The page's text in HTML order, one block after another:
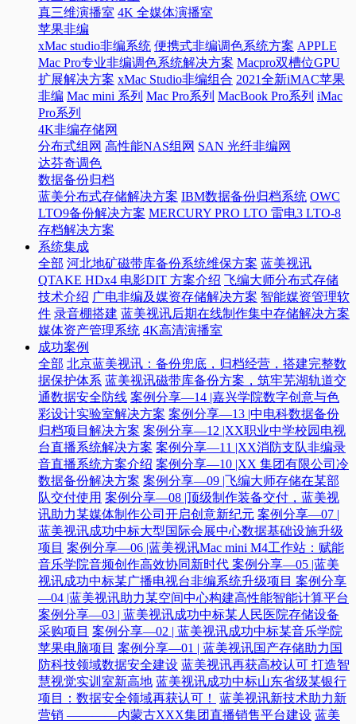
真三维演播室 4K 全媒体演播室
苹果非编
xMac studio非编系统 便携式非编调色系统方案 APPLE
Mac Pro专业非编调色系统解决方案 Macpro双槽位GPU
扩展解决方案 xMac Studio非编组合 2021全新iMAC苹果
非编 Mac mini 系列 Mac Pro系列 MacBook Pro系列 iMac
Pro系列
4K非编存储网
分布式组网 高性能NAS组网 SAN 光纤非编网
达芬奇调色
数据备份归档
蓝美分布式存储解决方案 IBM数据备份归档系统 OWC
LTO9备份解决方案 MERCURY PRO LTO 雷电3 LTO-8
存档解决方案
系统集成
全部 河北地矿磁带库备份系统维保方案 蓝美视讯
QTAKE HDx4 电影DIT 方案介绍 飞编大师分布式存储
技术介绍 广电非编及媒资存储解决方案 智能媒资管理软
件 录音棚搭建 蓝美视讯后期在线制作集中存储解决方案
媒体资产管理系统 4K高清演播室
成功案例
全部 北京蓝美视讯：备份兜底，归档经营，搭建完整数
据保护体系 蓝美视讯磁带库备份方案，筑牢芜湖轨道交
通数据安全防线 案例分享—14 |嘉兴学院数字创意与色
彩设计实验室解决方案 案例分享—13 |中电科数据备份
归档项目解决方案 案例分享—12 |XX职业中学校园电视
台直播系统解决方案 案例分享—11 |XX消防支队非编录
音直播系统方案介绍 案例分享—10 |XX 集团有限公司冷
数据备份解决方案 案例分享—09 |飞编大师存储在某部
队交付使用 案例分享—08 |顶级制作装备交付，蓝美视
讯助力某媒体制作公司开启创意新纪元 案例分享—07 |
蓝美视讯成功中标大型国际会展中心数据基础设施升级
项目 案例分享—06 |蓝美视讯Mac mini M4工作站：赋能
音乐学院音频创作高效协同新时代​ 案例分享—05 |蓝美
视讯成功中标某广播电视台非编系统升级项目​ 案例分享
—04 |蓝美视讯助力某空间中心构建高性能智能计算平台​
案例分享—03 | 蓝美视讯成功中标某人民医院存储设备
采购项目 案例分享—02 | 蓝美视讯成功中标某音乐学院
苹果电脑项目 案例分享—01 | 蓝美视讯国产存储助力国
防科技领域数据安全建设 蓝美视讯再获高校认可 打造智
慧视觉实训室新高地 蓝美视讯成功中标山东省级某银行
项目：数据安全领域再获认可！
蓝美视讯新技术助力新
营销 ————内蒙古XXX集团直播销售平台建设 蓝美